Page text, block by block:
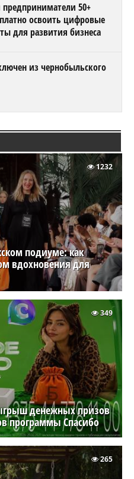
предприниматели 50+
освоить цифровые
для развития бизнеса
из чернобыльского
подиуме: как
вдохновения для
1232
денежных призов
программы Спасибо
349
265